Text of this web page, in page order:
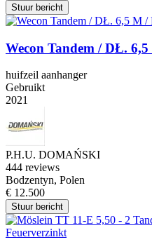
Stuur bericht
Wecon Tandem / DŁ.
huifzeil aanhanger
Gebruikt
2021
P.H.U. DOMAŃSKI
444 reviews
Bodzentyn, Polen
€ 12.500
Stuur bericht